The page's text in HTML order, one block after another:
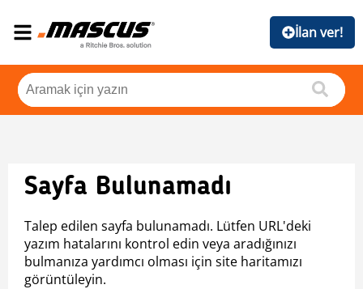
İlan ver!
Sayfa Bulunamadı
Talep edilen sayfa bulunamadı. Lütfen URL'deki
yazım hatalarını kontrol edin veya aradığınızı
bulmanıza yardımcı olması için site haritamızı
görüntüleyin.